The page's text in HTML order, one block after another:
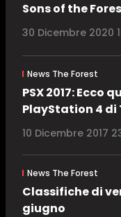
Sons of the
30 Dicembre 2020
News The Forest
PSX 2017: Ecco
PlayStation 4 di
10 Dicembre 2017
News The Forest
Classifiche di
giugno